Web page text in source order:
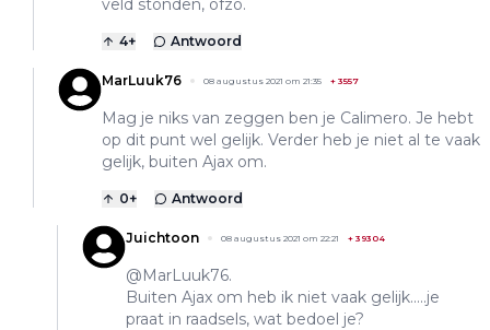
veld stonden, ofzo.
4+ Antwoord
MarLuuk76 08 augustus 2021 om 21:35 + 3557
Mag je niks van zeggen ben je Calimero. Je hebt
op dit punt wel gelijk. Verder heb je niet al te vaak
gelijk, buiten Ajax om.
0+ Antwoord
Juichtoon 08 augustus 2021 om 22:21 + 39304
@MarLuuk76.
Buiten Ajax om heb ik niet vaak gelijk.....je
praat in raadsels, wat bedoel je?